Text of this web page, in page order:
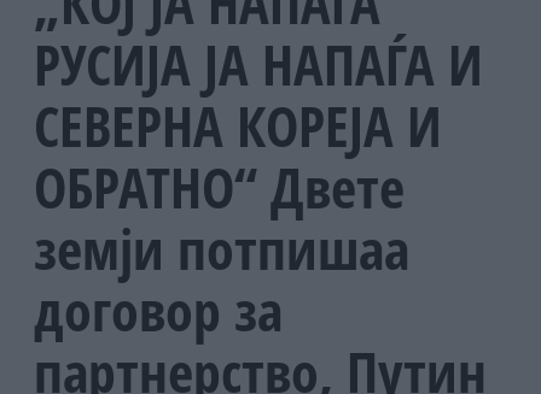
РУСИЈА ЈА НАПАЃА И
СЕВЕРНА КОРЕЈА И
ОБРАТНО“ Двете
земји потпишаа
договор за
партнерство, Путин